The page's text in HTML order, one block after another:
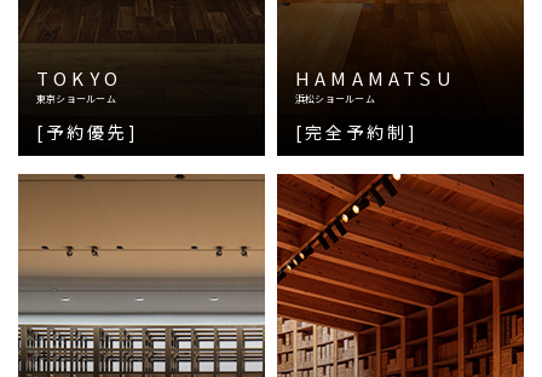
TOKYO
東京ショールーム
[予約優先]
HAMAMATSU
浜松ショールーム
[完全予約制]